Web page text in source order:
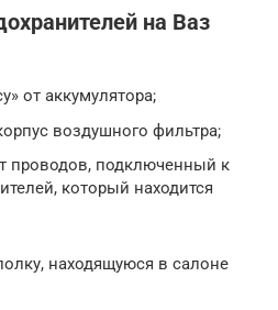
на Ваз
от аккумулятора;
воздушного фильтра;
проводов, подключенный к
который находится
находящуюся в салоне